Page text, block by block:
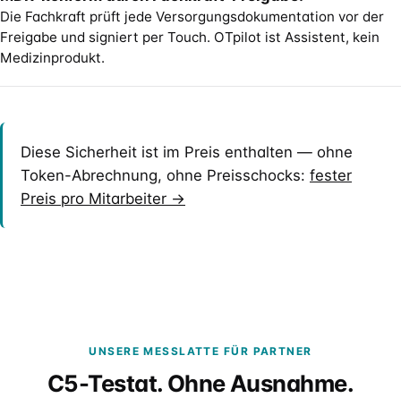
Die Fachkraft prüft jede Versorgungsdokumentation vor der
Freigabe und signiert per Touch. OTpilot ist Assistent, kein
Medizinprodukt.
Diese Sicherheit ist im Preis enthalten — ohne
Token-Abrechnung, ohne Preisschocks: fester
Preis pro Mitarbeiter →
UNSERE MESSLATTE FÜR PARTNER
C5-Testat. Ohne Ausnahme.